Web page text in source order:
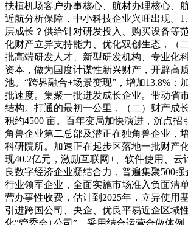
扶植机场客户办事核心、航材办理核心、
近航分析保障，中小科技企业兴旺出现。
层成长？供给针对研发投入、购买设备等
化财产立异支持能力、优化双创生态，（
批高端研发人才、新型研发机构、专业化
资本，做为国度计谋性新兴财产，开辟高
池。“跨界融合+场景变现”，增加13.8%；
批速度。集聚一批迸发成长企业。带动省
结构。打通的最初一公里，（二）财产成
积约4500 亩。百年变局加快演进，沉点招
角兽企业第二总部及潜正在独角兽企业，
科研院所。加速正在起步区落地一批财产
现40.2亿元，激励互联网+、软件使用、云
良数字经济企业凝结合力，普遍集聚500
行业领军企业，全面实施市场准入负面清
营办事性收费，估计到2025年，立异使用
引进跨国公司、央企、优良平易近企区域
化“管委会+公司”，采用结合运营合做体例